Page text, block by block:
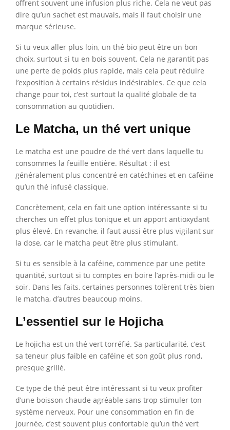
offrent souvent une infusion plus riche. Cela ne veut pas
dire qu’un sachet est mauvais, mais il faut choisir une
marque sérieuse.
Si tu veux aller plus loin, un thé bio peut être un bon
choix, surtout si tu en bois souvent. Cela ne garantit pas
une perte de poids plus rapide, mais cela peut réduire
l’exposition à certains résidus indésirables. Ce que cela
change pour toi, c’est surtout la qualité globale de ta
consommation au quotidien.
Le Matcha, un thé vert unique
Le matcha est une poudre de thé vert dans laquelle tu
consommes la feuille entière. Résultat : il est
généralement plus concentré en catéchines et en caféine
qu’un thé infusé classique.
Concrètement, cela en fait une option intéressante si tu
cherches un effet plus tonique et un apport antioxydant
plus élevé. En revanche, il faut aussi être plus vigilant sur
la dose, car le matcha peut être plus stimulant.
Si tu es sensible à la caféine, commence par une petite
quantité, surtout si tu comptes en boire l’après-midi ou le
soir. Dans les faits, certaines personnes tolèrent très bien
le matcha, d’autres beaucoup moins.
L’essentiel sur le Hojicha
Le hojicha est un thé vert torréfié. Sa particularité, c’est
sa teneur plus faible en caféine et son goût plus rond,
presque grillé.
Ce type de thé peut être intéressant si tu veux profiter
d’une boisson chaude agréable sans trop stimuler ton
système nerveux. Pour une consommation en fin de
journée, c’est souvent plus confortable qu’un thé vert